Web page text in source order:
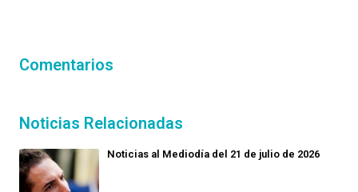
Comentarios
Noticias Relacionadas
Noticias al Mediodía del 21 de julio de 2026